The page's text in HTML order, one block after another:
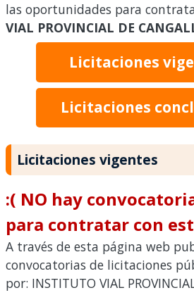
las oportunidades para
VIAL PROVINCIAL DE
Licitaciones
Licitaciones
Licitaciones vigentes
:( NO hay
para contratar con
A través de esta página web
convocatorias de licitaciones
por: INSTITUTO VIAL